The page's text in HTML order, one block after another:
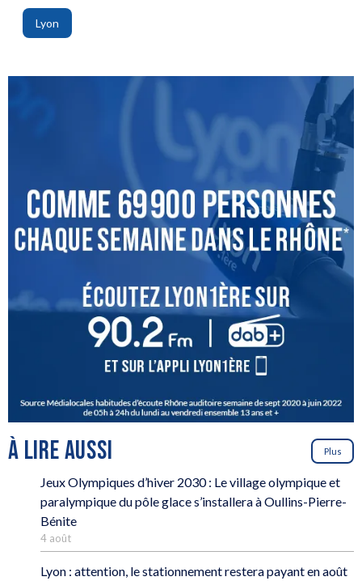
Lyon
À LIRE AUSSI Plus
Jeux Olympiques d’hiver 2030 : Le village olympique et
paralympique du pôle glace s’installera à Oullins-Pierre-
Bénite
4 août
Lyon : attention, le stationnement restera payant en août